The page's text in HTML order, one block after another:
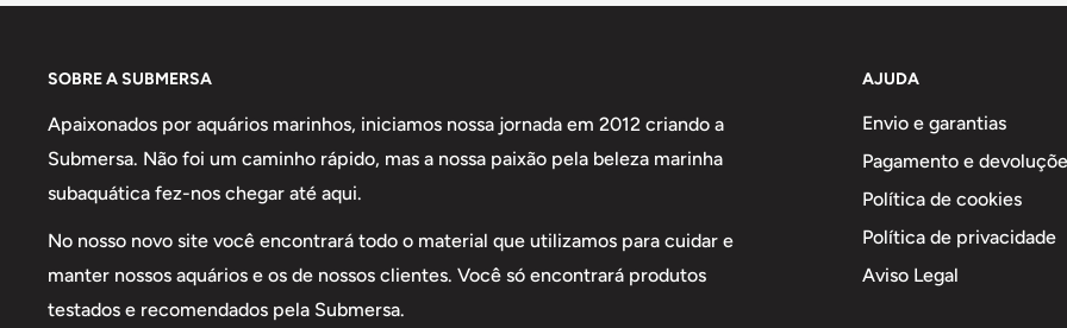
Benefícios do Checker HI783:
🔹Medição precisa de magnésioem aquários marinhos.
🔹Evite desequilíbriosque podem afetar a saúde dos corais e peixes.
🔹Fácil de transportar e usarem qualquer lugar.
Ideal para aquaristas avançados e profissionais.
SOBRE A SUBMERSA
Apaixonados por aquários marinhos, iniciamos nossa jornada em 2012 criando a
Submersa. Não foi um caminho rápido, mas a nossa paixão pela beleza marinha
subaquática fez-nos chegar até aqui.
No nosso novo site você encontrará todo o material que utilizamos para cuidar e
manter nossos aquários e os de nossos clientes. Você só encontrará produtos
testados e recomendados pela Submersa.
AJUDA
Envio e garantias
Pagamento e
Política de cookies
Política de privacidade
Aviso Legal